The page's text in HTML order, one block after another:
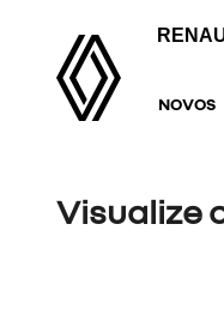
NOVOS
Visualize